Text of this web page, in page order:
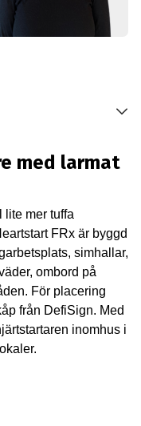
med larmat
lite mer tuffa
FRx är byggd
simhallar,
ombord på
För placering
från DefiSign. Med
inomhus i